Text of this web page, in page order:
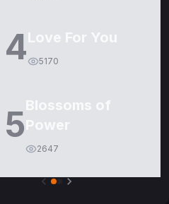
4Love For You
5170
5Blossoms of
Power
2647